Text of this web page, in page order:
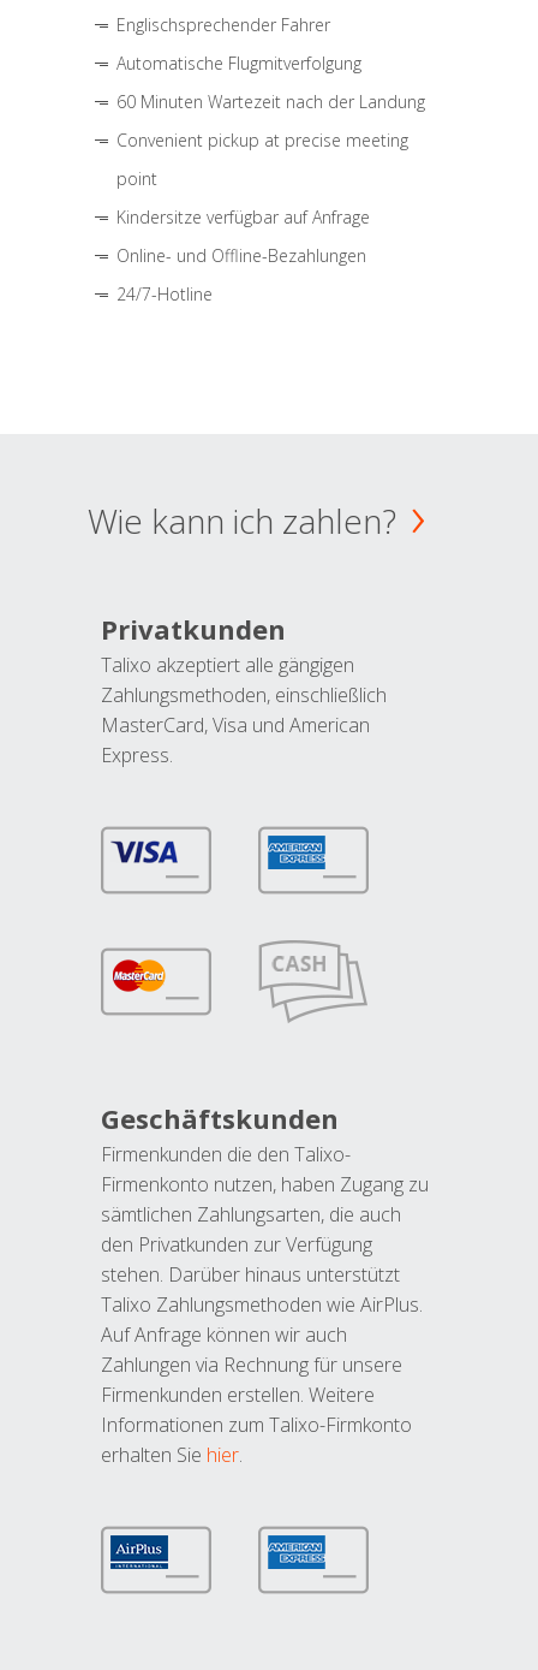
Englischsprechender Fahrer
Automatische Flugmitverfolgung
60 Minuten Wartezeit nach der Landung
Convenient pickup at precise meeting
point
Kindersitze verfügbar auf Anfrage
Online- und Offline-Bezahlungen
24/7-Hotline
Wie kann ich zahlen?
Privatkunden
Talixo akzeptiert alle gängigen
Zahlungsmethoden, einschließlich
MasterCard, Visa und American
Express.
Geschäftskunden
Firmenkunden die den Talixo-
Firmenkonto nutzen, haben Zugang zu
sämtlichen Zahlungsarten, die auch
den Privatkunden zur Verfügung
stehen. Darüber hinaus unterstützt
Talixo Zahlungsmethoden wie AirPlus.
Auf Anfrage können wir auch
Zahlungen via Rechnung für unsere
Firmenkunden erstellen. Weitere
Informationen zum Talixo-Firmkonto
erhalten Sie hier.